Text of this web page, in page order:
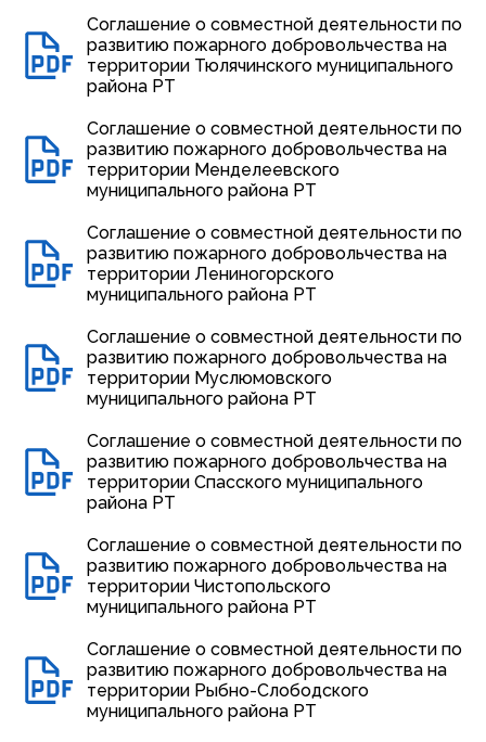
Соглашение о совместной деятельности по
развитию пожарного добровольчества на
территории Тюлячинского муниципального
района РТ
Соглашение о совместной деятельности по
развитию пожарного добровольчества на
территории Менделеевского
муниципального района РТ
Соглашение о совместной деятельности по
развитию пожарного добровольчества на
территории Лениногорского
муниципального района РТ
Соглашение о совместной деятельности по
развитию пожарного добровольчества на
территории Муслюмовского
муниципального района РТ
Соглашение о совместной деятельности по
развитию пожарного добровольчества на
территории Спасского муниципального
района РТ
Соглашение о совместной деятельности по
развитию пожарного добровольчества на
территории Чистопольского
муниципального района РТ
Соглашение о совместной деятельности по
развитию пожарного добровольчества на
территории Рыбно-Слободского
муниципального района РТ